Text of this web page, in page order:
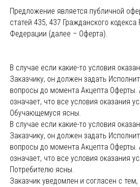
Предложение является публичной
статей 435, 437 Гражданского кодекса
Федерации (далее – Оферта).
В случае если какие-то условия
Заказчику, он должен задать
вопросы до момента Акцепта Оферты.
означает, что все условия оказания
Обучающемуся ясны.
В случае если какие-то условия
Заказчику, он должен задать
вопросы до момента Акцепта Оферты.
означает, что все условия оказания
Потребителю ясны.
Заказчик уведомлен и согласен с тем,